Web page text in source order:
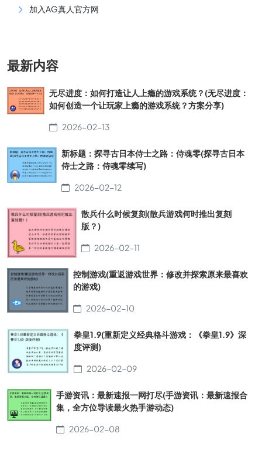
加入AG真人官方网
最新内容
无尽进度：如何打造让人上瘾的游戏系统？(无尽进度：
如何创造一个让玩家上瘾的游戏系统？方案分享)
2026-02-13
新标题：探寻古日本侍士之路：侍魂零(探寻古日本
侍士之路：侍魂零续写)
2026-02-12
散兵什么时候复刻(散兵游戏何时推出复刻
版？)
2026-02-11
控制游戏(重返游戏世界：修改并探索原来最喜欢
的游戏)
2026-02-10
拳皇1.9(重新定义经典格斗游戏：《拳皇1.9》深
度评测)
2026-02-09
手游资讯：最新速报一网打尽(手游资讯：最新速报合
集，全方位导读最火热手游动态)
2026-02-08